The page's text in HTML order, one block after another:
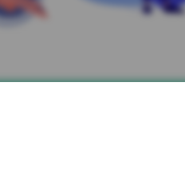
aus